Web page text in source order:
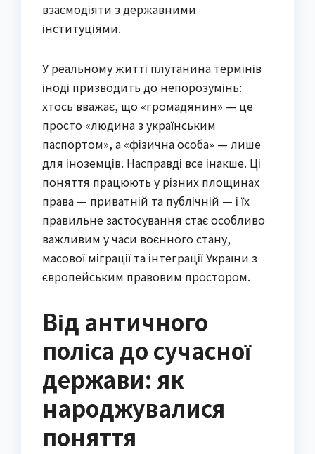
взаємодіяти з державними
інституціями.
У реальному житті плутанина термінів
іноді призводить до непорозумінь:
хтось вважає, що «громадянин» — це
просто «людина з українським
паспортом», а «фізична особа» — лише
для іноземців. Насправді все інакше. Ці
поняття працюють у різних площинах
права — приватній та публічній — і їх
правильне застосування стає особливо
важливим у часи воєнного стану,
масової міграції та інтеграції України з
європейським правовим простором.
Від античного
поліса до сучасної
держави: як
народжувалися
поняття